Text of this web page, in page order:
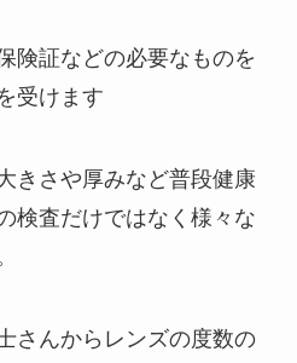
険証などの必要なものを
受けます
きさや厚みなど普段健康
検査だけではなく様々な
さんからレンズの度数の